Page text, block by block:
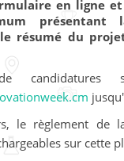
en ligne
résumé du
le règlement de
sur cette